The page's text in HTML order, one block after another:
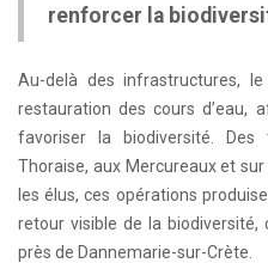
renforcer la
Au-delà des infrastructures,
restauration des cours d’eau,
favoriser la biodiversité.
Thoraise, aux Mercureaux et
les élus, ces opérations
retour visible de la
près de Dannemarie-sur-Crète.